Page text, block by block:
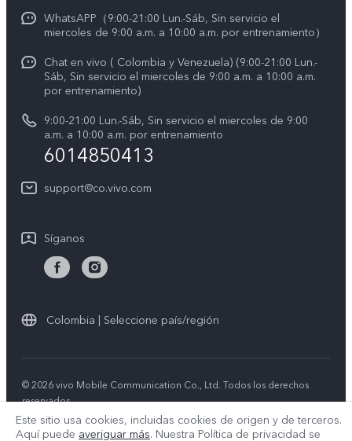
Servicio de logística
Progreso de la reparación
Avisos legales
Sostenibilidad
Centro de privacidad de vivo
Accesibilidad
WhatsAPP（9:00-21:00 Lun.-Sáb, Sin servicio el
miercoles de 9:00 a.m. a 10:00 a.m. por entrenamiento）
Chat en vivo ( Colombia y Venezuela) (9:00-21:00 Lun.-
Sáb, Sin servicio el miercoles de 9:00 a.m. a 10:00 a.m.
por entrenamiento)
9:00-21:00 Lun.-Sáb, Sin servicio el miercoles de 9:00
a.m. a 10:00 a.m. por entrenamiento
6014850413
support@co.vivo.com
Síganos
Colombia | Seleccione país/región
© 2026 vivo Mobile Communication Co., Ltd. Todos los derechos
reservados.
Política de Privacidad | Política de cookies
Soporte de privacidad
| Configuración de cookies
Este sitio usa cookies, incluidas cookies de origen y de terceros.
Aquí puede averiguar más. Nuestra Política de privacidad se